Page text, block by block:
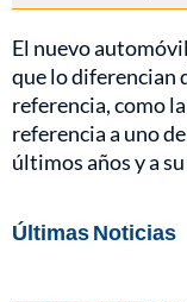
El nuevo
que lo diferencian
referencia, como
referencia a uno
últimos años y a
Últimas Noticias